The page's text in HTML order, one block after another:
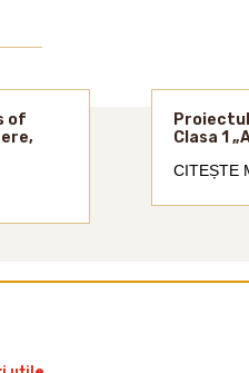
of
Proiectul
Clasa 1
CITEȘTE